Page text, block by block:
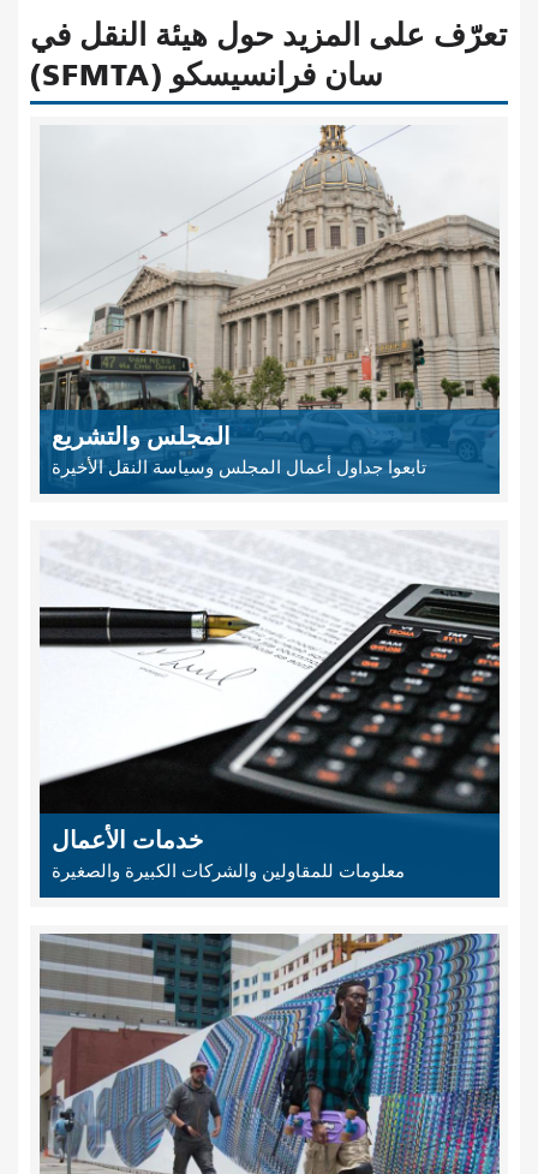
تعرّف على المزيد حول هيئة النقل في
سان فرانسيسكو (SFMTA)
المجلس والتشريع
تابعوا جداول أعمال المجلس وسياسة النقل الأخيرة
خدمات الأعمال
معلومات للمقاولين والشركات الكبيرة والصغيرة